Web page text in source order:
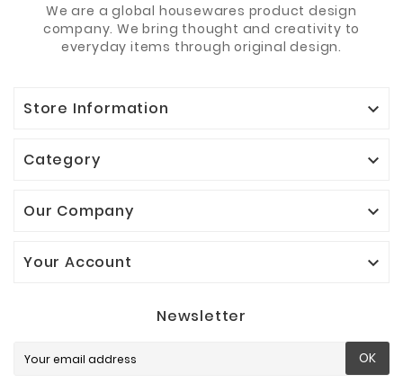
We are a global housewares product design
company. We bring thought and creativity to
everyday items through original design.
Store Information 
Category 
Our Company 
Your Account 
Newsletter
OK